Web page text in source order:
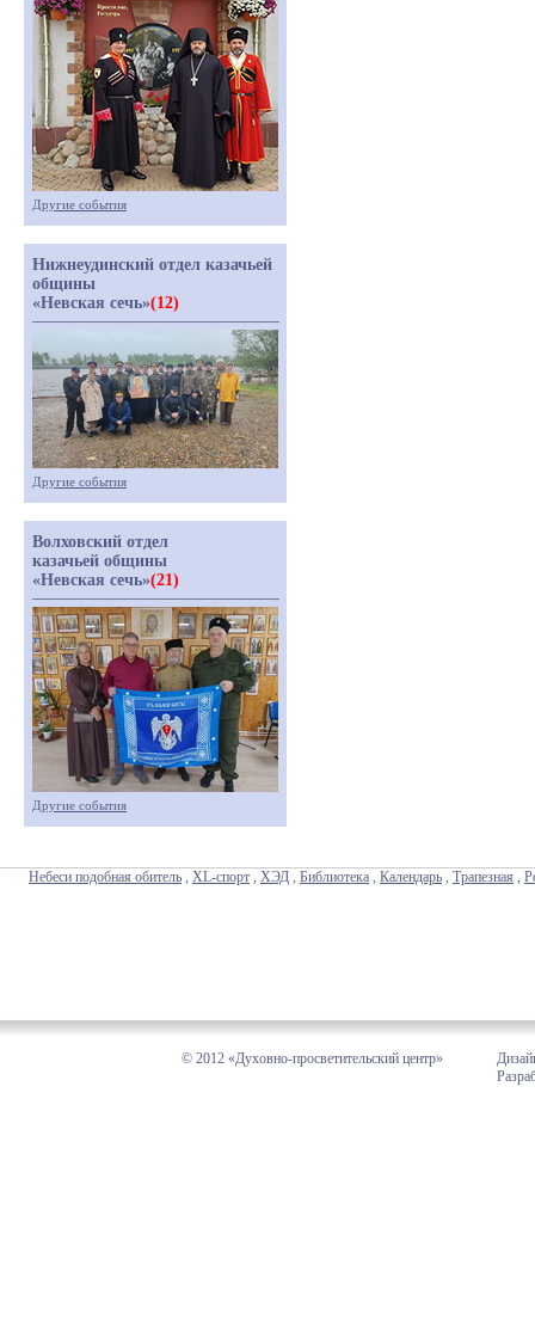
Другие события
Нижнеудинский отдел казачьей
общины
«Невская сечь»(12)
Другие события
Волховский отдел
казачьей общины
«Невская сечь»(21)
Другие события
Небеси подобная обитель , XL-спорт , ХЭД , Библиотека , Календарь , Трапезная ,
© 2012 «Духовно-просветительский центр»